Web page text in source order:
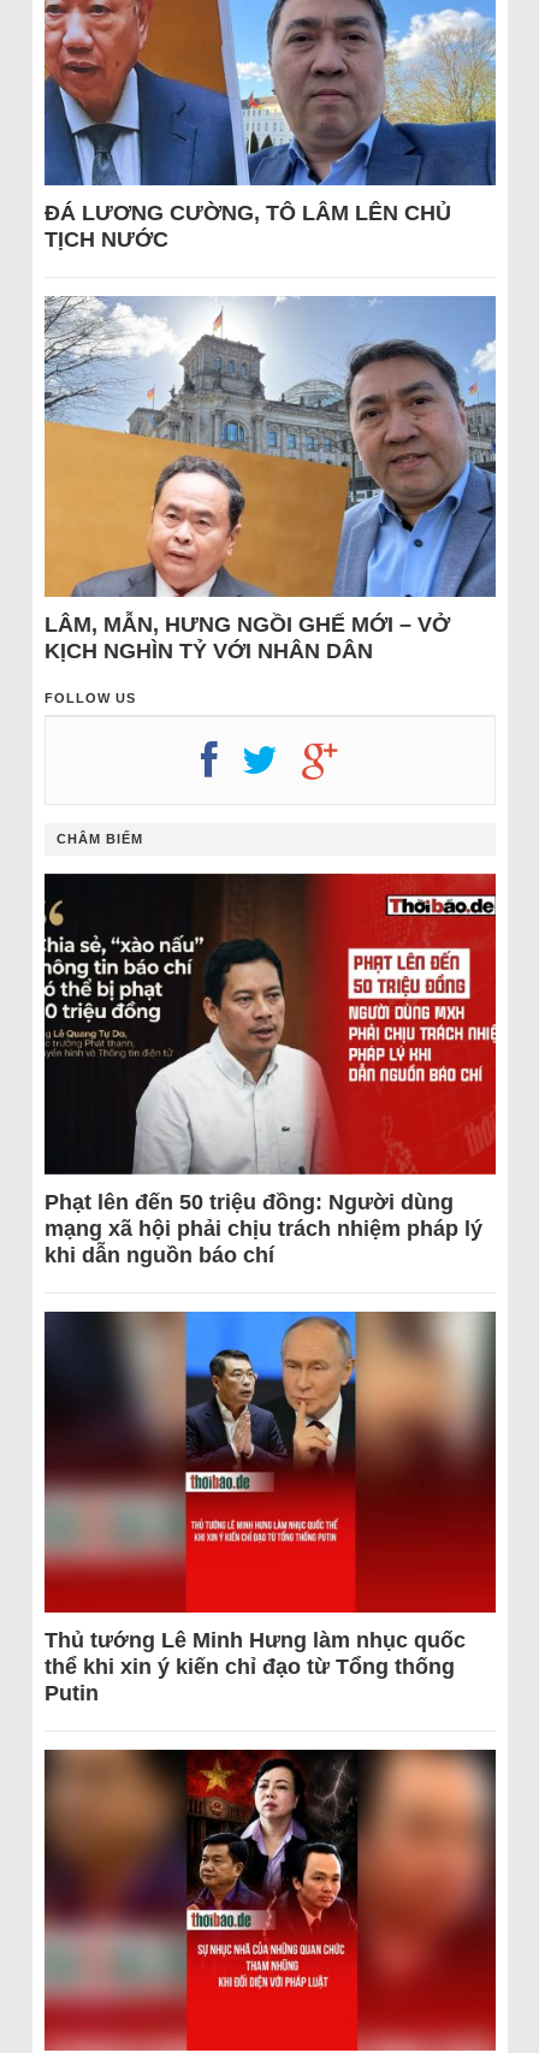
ĐÁ LƯƠNG CƯỜNG, TÔ LÂM LÊN CHỦ
TỊCH NƯỚC
LÂM, MẪN, HƯNG NGỒI GHẾ MỚI – VỞ
KỊCH NGHÌN TỶ VỚI NHÂN DÂN
FOLLOW US
CHÂM BIẾM
Phạt lên đến 50 triệu đồng: Người dùng
mạng xã hội phải chịu trách nhiệm pháp lý
khi dẫn nguồn báo chí
Thủ tướng Lê Minh Hưng làm nhục quốc
thể khi xin ý kiến chỉ đạo từ Tổng thống
Putin